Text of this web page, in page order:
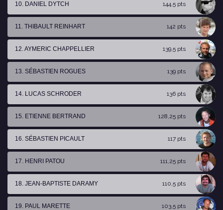
10. DANIEL DYTCH 144,5 pts
11. THIBAULT REINHART 142 pts
12. AYMERIC CHAPPELLIER 139,5 pts
13. SÉBASTIEN ROGUES 139 pts
14. LUCAS SCHRODER 136 pts
15. ETIENNE BERTRAND 128,25 pts
16. SÉBASTIEN PICAULT 117 pts
17. HENRI PATOU 111,25 pts
18. JEAN-BAPTISTE DARAMY 110,5 pts
19. PAUL MARETTE 103,5 pts